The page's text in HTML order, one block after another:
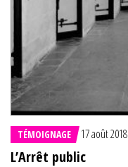
TÉMOIGNAGE 17 août 2018
L’Arrêt public